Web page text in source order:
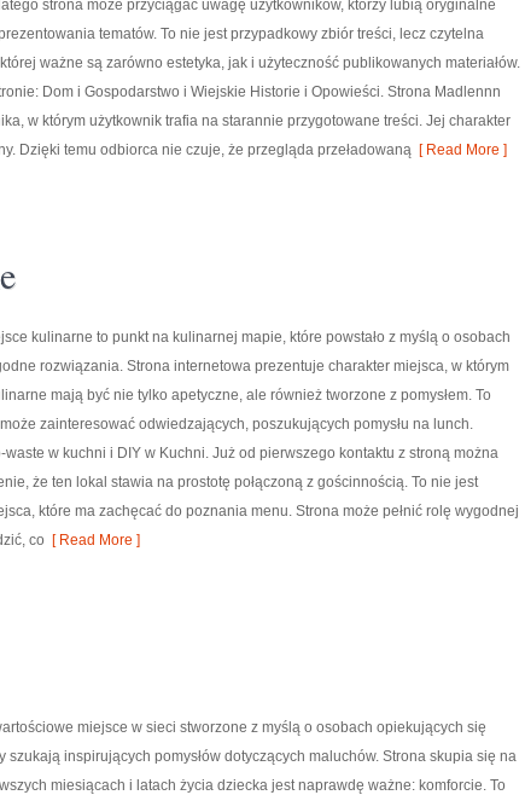
strona może przyciągać uwagę użytkowników, którzy lubią oryginalne
tematów. To nie jest przypadkowy zbiór treści, lecz czytelna
ważne są zarówno estetyka, jak i użyteczność publikowanych materiałów.
Dom i Gospodarstwo i Wiejskie Historie i Opowieści. Strona Madlennn
w którym użytkownik trafia na starannie przygotowane treści. Jej charakter
Dzięki temu odbiorca nie czuje, że przegląda przeładowaną [ Read More ]
kulinarne to punkt na kulinarnej mapie, które powstało z myślą o osobach
rozwiązania. Strona internetowa prezentuje charakter miejsca, w którym
mają być nie tylko apetyczne, ale również tworzone z pomysłem. To
zainteresować odwiedzających, poszukujących pomysłu na lunch.
waste w kuchni i DIY w Kuchni. Już od pierwszego kontaktu z stroną można
że ten lokal stawia na prostotę połączoną z gościnnością. To nie jest
które ma zachęcać do poznania menu. Strona może pełnić rolę wygodnej
co [ Read More ]
miejsce w sieci stworzone z myślą o osobach opiekujących się
szukają inspirujących pomysłów dotyczących maluchów. Strona skupia się na
miesiącach i latach życia dziecka jest naprawdę ważne: komforcie. To